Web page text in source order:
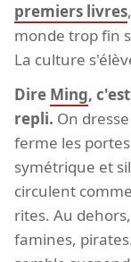
premiers livres,
monde trop fin
La culture
Dire Ming,
repli. On
ferme les
symétrique et
circulent
rites. Au
famines,